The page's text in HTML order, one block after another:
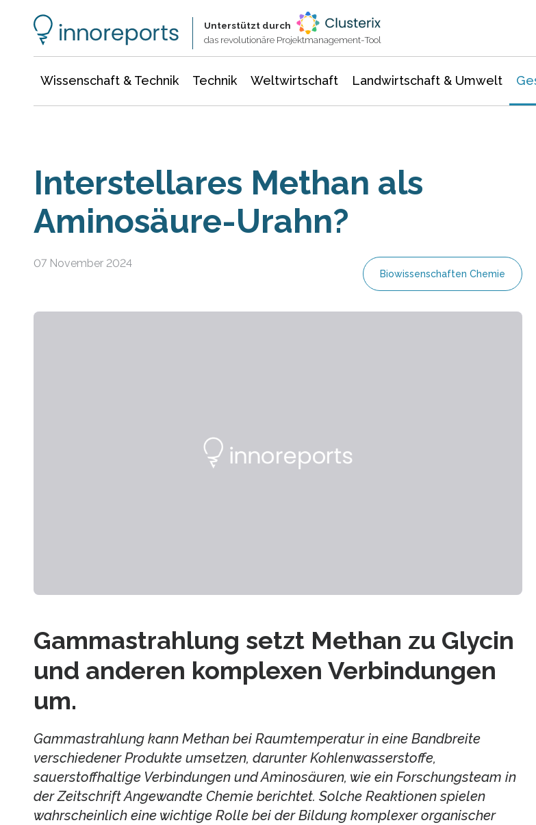
Unterstützt durch
das revolutionäre Projektmanagement-Tool
Wissenschaft & Technik Technik Weltwirtschaft Landwirtschaft & Umwelt
Interstellares Methan als
Aminosäure-Urahn?
07 November 2024
Biowissenschaften Chemie
Gammastrahlung setzt Methan zu Glycin
und anderen komplexen Verbindungen
um.
Gammastrahlung kann Methan bei Raumtemperatur in eine Bandbreite
verschiedener Produkte umsetzen, darunter Kohlenwasserstoffe,
sauerstoffhaltige Verbindungen und Aminosäuren, wie ein Forschungsteam in
der Zeitschrift Angewandte Chemie berichtet. Solche Reaktionen spielen
wahrscheinlich eine wichtige Rolle bei der Bildung komplexer organischer